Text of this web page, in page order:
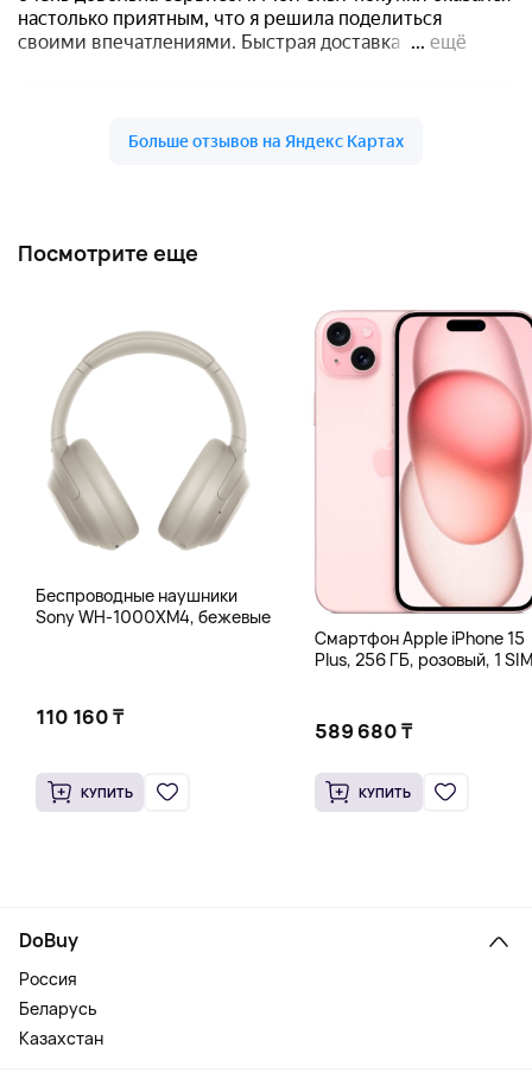
Посмотрите еще
Беспроводные наушники
Sony WH-1000XM4, бежевые
110 160 ₸
КУПИТЬ
Смартфон Apple iPhone 15
Plus, 256 ГБ, розовый, 1
589 680 ₸
КУПИТЬ
DoBuy
Россия
Беларусь
Казахстан